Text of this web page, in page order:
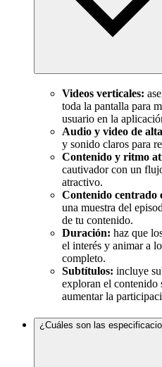
Videos verticales:
toda la pantalla para
usuario en la
Audio y video de
y sonido claros para
Contenido y ritmo
cautivador con un
atractivo.
Contenido centrado
una muestra del
de tu contenido.
Duración: haz que
el interés y animar a
completo.
Subtítulos: incluye
exploran el contenido
aumentar la
¿Cuáles son las